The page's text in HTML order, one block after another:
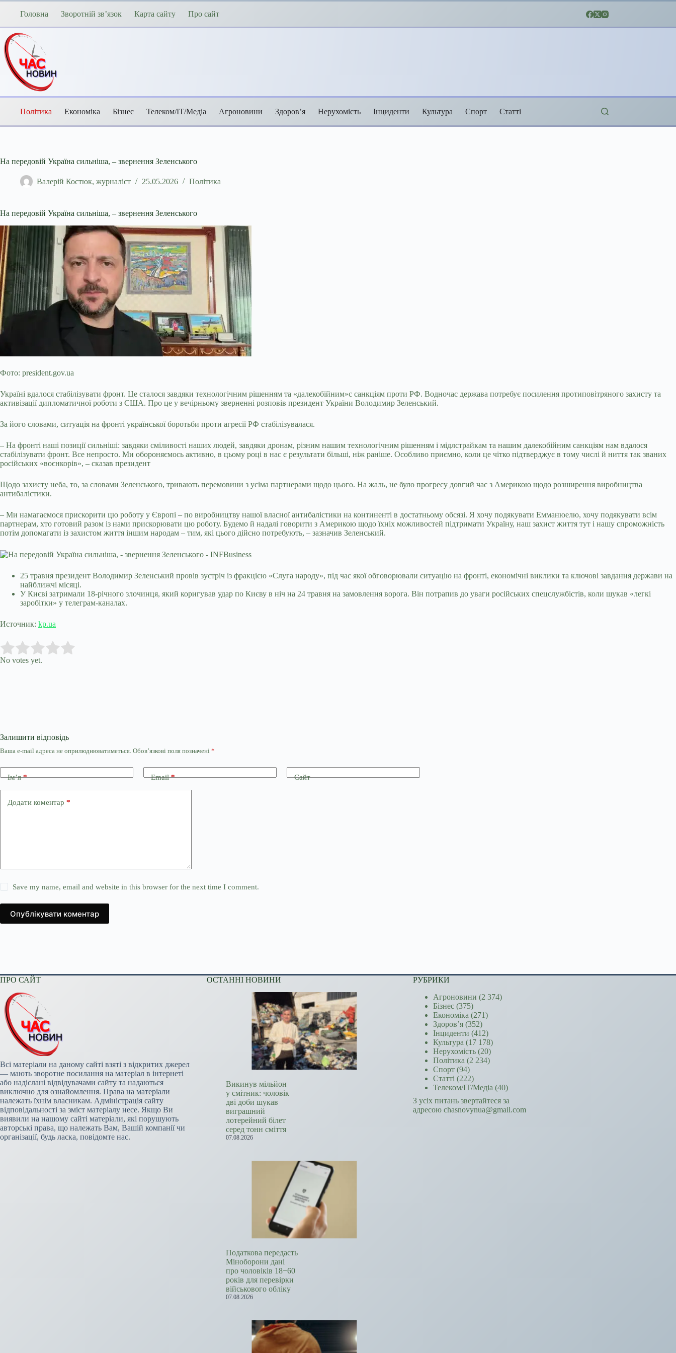
Перейти
Головна Зворотній зв’язок Карта сайту Про сайт
Політика Економіка Бізнес Телеком/ІТ/Медіа Агроновини Здоров’я Нерухомість Інциденти Культура Спорт Статті
На передовій Україна сильніша, – звернення Зеленського
Валерій Костюк, журналіст 25.05.2026 Політика
На передовій Україна сильніша, – звернення Зеленського
Фото: president.gov.ua
Україні вдалося стабілізувати фронт. Це сталося завдяки технологічним рішенням та «далекобійним»с санкціям проти РФ. Водночас держава потребує посилення протиповітряного захисту та
активізації дипломатичної роботи з США. Про це у вечірньому зверненні розповів президент України Володимир Зеленський.
За його словами, ситуація на фронті української боротьби проти агресії РФ стабілізувалася.
– На фронті наші позиціїсильніші: завдяки сміливості наших людей, завдяки дронам, різним нашим технологічним рішенням і мідлстрайкам та нашим далекобійним санкціям нам вдалося
стабілізувати фронт. Все непросто. Ми обороняємось активно, в цьому році в нас є результати більші, ніж раніше. Особливо приємно, коли це чітко підтверджує в тому числі й ниття так званих
російських «воєнкорів», – сказав президент
Щодо захисту неба, то, за словами Зеленського, тривають перемовини з усіма партнерами щодо цього. На жаль, не було прогресу довгий час з Америкою щодо розширення виробництва
антибалістики.
– Ми намагаємося прискорити цю роботу у Європі – по виробництву нашої власної антибалістики на континенті в достатньому обсязі. Я хочу подякувати Емманюелю, хочу подякувати всім
партнерам, хто готовий разом із нами прискорювати цю роботу. Будемо й надалі говорити з Америкою щодо їхніх можливостей підтримати Україну, наш захист життя тут і нашу спроможність
потім допомагати із захистом життя іншим народам – тим, які цього дійсно потребують, – зазначив Зеленський.
25 травня президент Володимир Зеленський провів зустріч із фракцією «Слуга народу», під час якої обговорювали ситуацію на фронті, економічні виклики та ключові завдання держави на
найближчі місяці.
У Києві затримали 18-річного злочинця, який коригував удар по Києву в ніч на 24 травня на замовлення ворога. Він потрапив до уваги російських спецслужбістів, коли шукав «легкі
заробітки» у телеграм-каналах.
Источник: kp.ua
Rate this item:
No votes yet.
Залишити відповідь
Ваша e-mail адреса не оприлюднюватиметься. Обов’язкові поля позначені *
Ім’я* Email* Сайт
Додати коментар *
Save my name, email and website in this browser for the next time I comment.
Опублікувати коментар
ПРО САЙТ
Всі матеріали на даному сайті взяті з відкритих джерел
— мають зворотне посилання на матеріал в інтернеті
або надіслані відвідувачами сайту та надаються
виключно для ознайомлення. Права на матеріали
належать їхнім власникам. Адміністрація сайту
відповідальності за зміст матеріалу несе. Якщо Ви
виявили на нашому сайті матеріали, які порушують
авторські права, що належать Вам, Вашій компанії чи
організації, будь ласка, повідомте нас.
ОСТАННІ НОВИНИ
Викинув мільйон
у смітник: чоловік
дві доби шукав
виграшний
лотерейний білет
серед тонн сміття
07.08.2026
Податкова передасть
Міноборони дані
про чоловіків 18−60
років для перевірки
військового обліку
07.08.2026
РУБРИКИ
Агроновини (2 374)
Бізнес (375)
Економіка (271)
Здоров’я (352)
Інциденти (412)
Культура (17 178)
Нерухомість (20)
Політика (2 234)
Спорт (94)
Статті (222)
Телеком/ІТ/Медіа (40)
З усіх питань звертайтеся за
адресою chasnovynua@gmail.com